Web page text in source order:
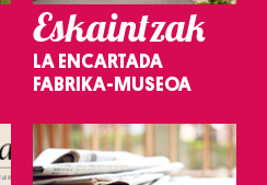
Eskaintzak
LA ENCARTADA
FABRIKA-MUSEOA